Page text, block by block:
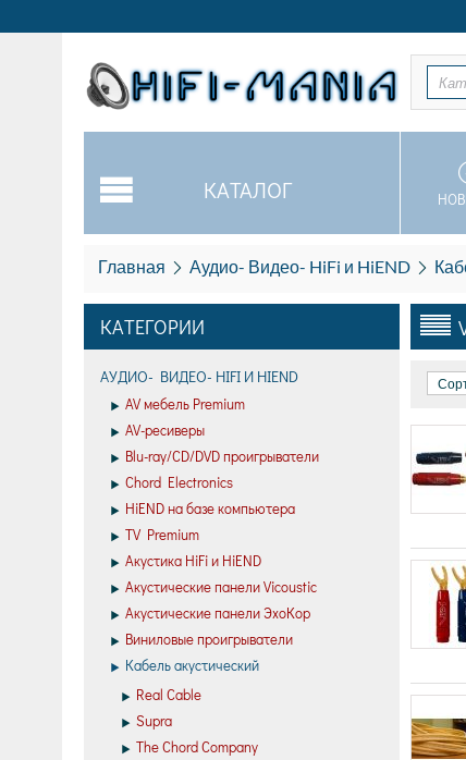
КАТАЛОГ
Главная Аудио- Видео- HiFi и HiEND
КАТЕГОРИИ
АУДИО- ВИДЕО- HIFI И HIEND
AV мебель Premium
AV-ресиверы
Blu-ray/CD/DVD проигрыватели
Chord Electronics
HiEND на базе компьютера
TV Premium
Акустика HiFi и HiEND
Акустические панели Vicoustic
Акустические панели ЭхоКор
Виниловые проигрыватели
Кабель акустический
Real Cable
Supra
The Chord Company